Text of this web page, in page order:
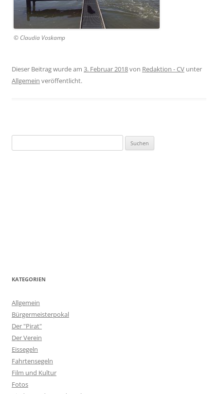
© Claudia Voskamp
Dieser Beitrag wurde am 3. Februar 2018von Redaktion - CV unter
Allgemein veröffentlicht.
nach:
KATEGORIEN
Allgemein
Bürgermeisterpokal
Der "Pirat"
Der Verein
Eissegeln
Fahrtensegeln
Film und Kultur
Fotos